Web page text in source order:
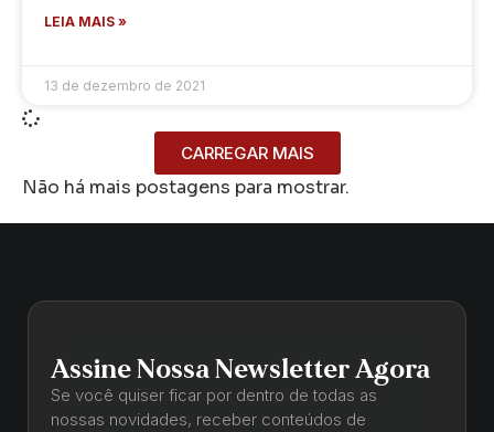
LEIA MAIS »
13 de dezembro de 2021
CARREGAR MAIS
Não há mais postagens para mostrar.
Assine Nossa Newsletter Agora
Se você quiser ficar por dentro de todas as
nossas novidades, receber conteúdos de